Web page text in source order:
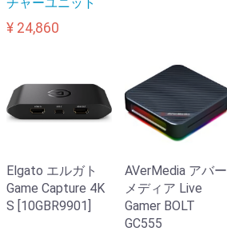
¥ 24,860
Elgato エルガト
Game Capture 4K
S [10GBR9901]
AVerMedia アバー
メディア Live
Gamer BOLT
GC555